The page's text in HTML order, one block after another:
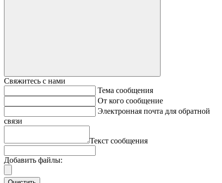
Свяжитесь с нами
Тема сообщения
От кого сообщение
Электронная почта для обратной
связи
Текст сообщения
Добавить файлы: